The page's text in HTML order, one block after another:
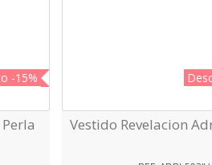
-15%
Vista Rápida
Vestido Revelacion